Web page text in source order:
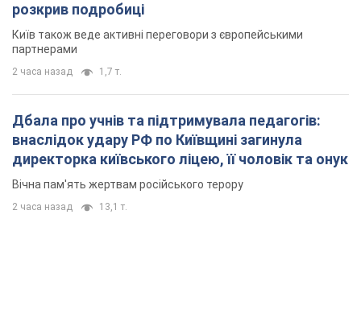
розкрив подробиці
Київ також веде активні переговори з європейськими
партнерами
2 часа назад 1,7 т.
Дбала про учнів та підтримувала педагогів:
внаслідок удару РФ по Київщині загинула
директорка київського ліцею, її чоловік та онук
Вічна пам'ять жертвам російського терору
2 часа назад 13,1 т.